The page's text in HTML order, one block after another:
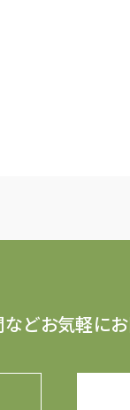
などお気軽に